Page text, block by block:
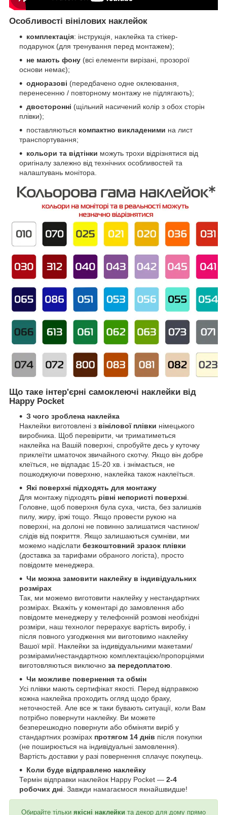
Особливості вінілових наклейок
комплектація: інструкція, наклейка та стікер-
подарунок (для тренування перед монтажем);
не мають фону (всі елементи вирізані, прозорої
основи немає);
одноразові (передбачено одне оклеювання,
перенесенню / повторному монтажу не підлягають);
двосторонні (щільний насичений колір з обох сторін
плівки);
поставляються компактно викладеними на лист
транспортування;
кольори та відтінки можуть трохи відрізнятися від
оригіналу залежно від технічних особливостей та
налаштувань монітора.
Що таке інтер'єрні самоклеючі наклейки від
Happy Pocket
З чого зроблена наклейка
Наклейки виготовлені з вінілової плівки німецького
виробника. Щоб перевірити, чи триматиметься
наклейка на Вашій поверхні, спробуйте десь у куточку
приклеїти шматочок звичайного скотчу. Якщо він добре
клеїться, не відпадає 15-20 хв. і знімається, не
пошкоджуючи поверхню, наклейка також наклеїться.
Які поверхні підходять для монтажу
Для монтажу підходять рівні непористі поверхні.
Головне, щоб поверхня була суха, чиста, без залишків
пилу, жиру, іржі тощо. Якщо провести рукою на
поверхні, на долоні не повинно залишатися частинок/
слідів від покриття. Якщо залишаються сумніви, ми
можемо надіслати безкоштовний зразок плівки
(доставка за тарифами обраного логіста), просто
повідомте менеджера.
Чи можна замовити наклейку в індивідуальних
розмірах
Так, ми можемо виготовити наклейку у нестандартних
розмірах. Вкажіть у коментарі до замовлення або
повідомте менеджеру у телефонній розмові необхідні
розміри, наш технолог перерахує вартість виробу, і
після повного узгодження ми виготовимо наклейку
Вашої мрії. Наклейки за індивідуальними макетами/
розмірами/нестандартною комплектацією/пропорціями
виготовляються виключно за передоплатою.
Чи можливе повернення та обмін
Усі плівки мають сертифікат якості. Перед відправкою
кожна наклейка проходить огляд щодо браку,
неточностей. Але все ж таки бувають ситуації, коли Вам
потрібно повернути наклейку. Ви можете
безперешкодно повернути або обміняти виріб у
стандартних розмірах протягом 14 днів після покупки
(не поширюється на індивідуальні замовлення).
Вартість доставки у разі повернення сплачує покупець.
Коли буде відправлено наклейку
Термін відправки наклейок Happy Pocket — 2-4
робочих дні. Завжди намагаємося якнайшвидше!
Обирайте тільки якісні наклейки та декор для дому прямо